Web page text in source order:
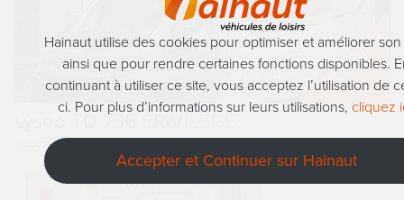
Lyseo TD 736 PRIVILEGE
DESTOCKAGE ! Profilé haut de gamme, double plancher !
Hainaut utilise des cookies pour optimiser et améliorer son
ainsi que pour rendre certaines fonctions disponibles.
continuant à utiliser ce site, vous acceptez l’utilisation de
ci. Pour plus d’informations sur leurs utilisations, cliquez
Accepter et Continuer sur Hainaut